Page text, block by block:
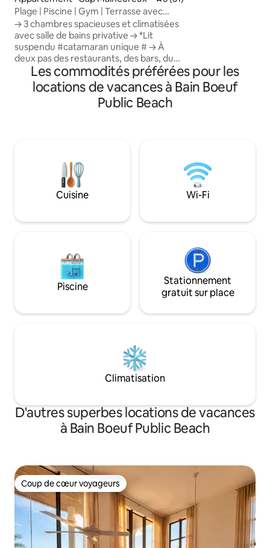
Plage | Piscine | Gym | Terrasse avec
barbecue
→ 3 chambres spacieuses et climatisées
avec salle de bains privative → *Lit
suspendu #catamaran unique # → À
deux pas des restaurants, des bars, du
supermarché → Cuisine entièrement
équipée Accès → à la plage → Grande
terrasse avec piscine privée → Grande
piscine et salle de sport communes Salle
→ 24h/24 et 7j/7 et parking privé +
parking → À proximité des attractions,
des centres de plongée, des sports →
Idéal pour la famille, les couples et les
d'autres belles
Les commodités préférées pour les
locations de vacances à Bain Boeuf
Public Beach
Cuisine Wi-Fi
Piscine
Stationnement
gratuit sur place
Climatisation
D'autres superbes locations de vacances
à Bain Boeuf Public Beach
Coup de cœur voyageurs
Coup de cœur voyageurs